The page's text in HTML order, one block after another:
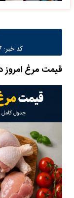
کد خبر: 276737
قیمت مرغ امروز دوشنبه ۸ تیر